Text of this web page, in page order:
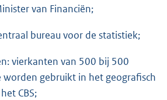
van Financiën;
bureau voor de statistiek;
vierkanten van 500 bij 500
worden gebruikt in het geografisch
CBS;